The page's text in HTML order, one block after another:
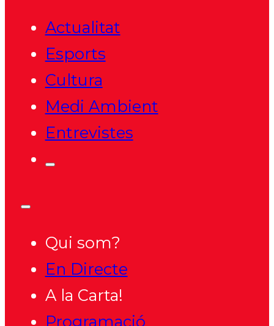
Actualitat
Esports
Cultura
Medi Ambient
Entrevistes
Qui som?
En Directe
A la Carta!
Programació